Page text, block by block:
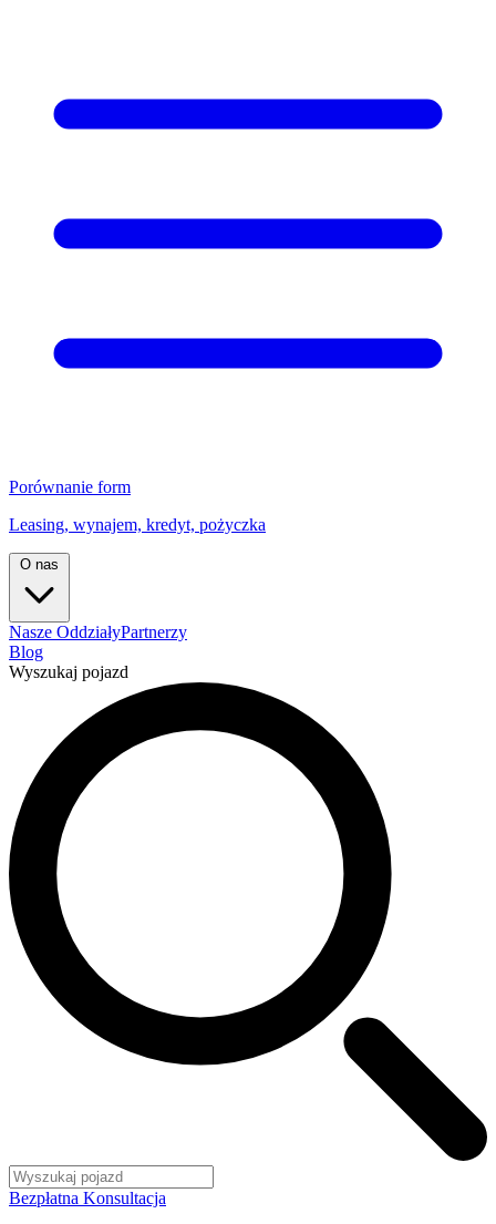
Porównanie form
Leasing, wynajem, kredyt, pożyczka
O nas
Nasze OddziałyPartnerzy
Blog
Wyszukaj pojazd
Bezpłatna Konsultacja